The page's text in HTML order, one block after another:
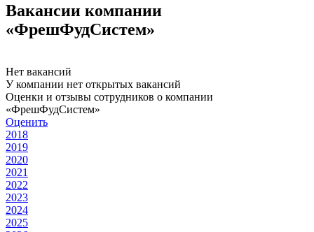
Вакансии компании
«ФрешФудСистем»
Нет вакансий
У компании нет открытых вакансий
Оценки и отзывы сотрудников о компании
«ФрешФудСистем»
Оценить
2018
2019
2020
2021
2022
2023
2024
2025